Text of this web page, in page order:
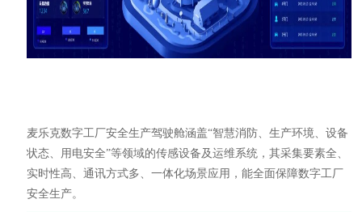
麦乐克数字工厂安全生产驾驶舱涵盖“智慧消防、生产环境、设备
状态、用电安全”等领域的传感设备及运维系统，其采集要素全、
实时性高、通讯方式多、一体化场景应用，能全面保障数字工厂
安全生产。